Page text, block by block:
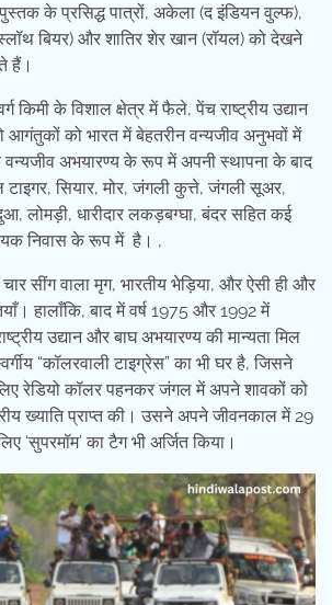
के प्रसिद्ध पात्रों, अकेला (द इंडियन वुल्फ),
बियर) और शातिर शेर खान (रॉयल) को देखने
हैं।
किमी के विशाल क्षेत्र में फैले, पेंच राष्ट्रीय उद्यान
आगंतुकों को भारत में बेहतरीन वन्यजीव अनुभवों में
अभयारण्य के रूप में अपनी स्थापना के बाद
टाइगर, सियार, मोर, जंगली कुत्ते, जंगली सूअर,
लोमड़ी, धारीदार लकड़बग्घा, बंदर सहित कई
निवास के रूप में है। ,
सींग वाला मृग, भारतीय भेड़िया, और ऐसी ही और
हालाँकि, बाद में वर्ष 1975 और 1992 में
उद्यान और बाघ अभयारण्य की मान्यता मिल
“कॉलरवाली टाइग्रेस” का भी घर है, जिसने
रेडियो कॉलर पहनकर जंगल में अपने शावकों को
ख्याति प्राप्त की। उसने अपने जीवनकाल में 29
‘सुपरमॉम’ का टैग भी अर्जित किया।